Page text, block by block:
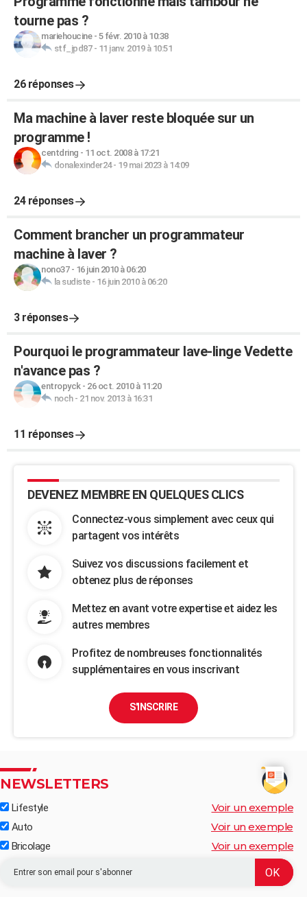
tourne pas ?
mariehoucine- 5 févr. 2010 à 10:38
stf_jpd87- 11 janv. 2019 à 10:51
26 réponses
Ma machine à laver reste bloquée sur un
programme !
centdring - 11 oct. 2008 à 17:21
donalexinder24- 19 mai 2023 à 14:09
24 réponses
Comment brancher un programmateur
machine à laver ?
nono37- 16 juin 2010 à 06:20
la sudiste- 16 juin 2010 à 06:20
3 réponses
Pourquoi le programmateur lave-linge Vedette
n'avance pas ?
entropyck- 26 oct. 2010 à 11:20
noch- 21 nov. 2013 à 16:31
11 réponses
DEVENEZ MEMBRE EN QUELQUES CLICS
Connectez-vous simplement avec ceux qui
partagent vos intérêts
Suivez vos discussions facilement et
obtenez plus de réponses
Mettez en avant votre expertise et aidez les
autres membres
Profitez de nombreuses fonctionnalités
supplémentaires en vous inscrivant
S'INSCRIRE
NEWSLETTERS
Lifestyle Voir un exemple
Auto Voir un exemple
Bricolage Voir un exemple